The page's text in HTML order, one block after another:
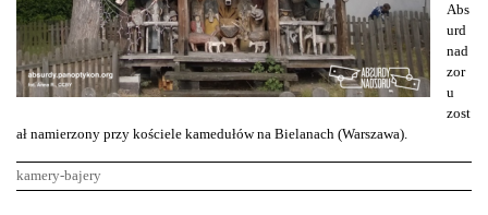
Abs
urd
nad
zor
u
zost
ał namierzony przy kościele kamedułów na Bielanach (Warszawa).
kamery-bajery